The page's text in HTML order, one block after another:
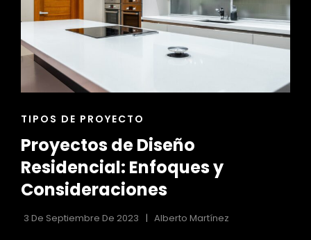
ENLACES
LAS
CATEGORÍAS
TIPOS DE PROYECTO
Proyectos de Diseño
Residencial: Enfoques y
Consideraciones
3 De Septiembre De 2023 Alberto Martínez